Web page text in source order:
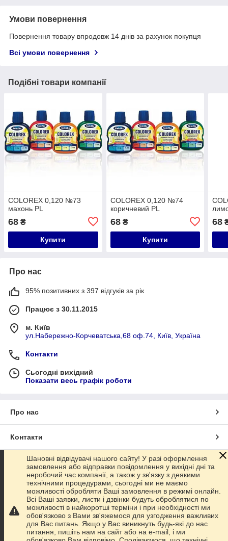
Умови повернення
Повернення товару впродовж 14 днів за рахунок покупця
Всі умови повернення
Подібні товари компанії
COLOREX 0,120 №73
махонь PL
68 ₴
Купити
COLOREX 0,120 №74
коричневий PL
68₴
Купити
68
Про нас
95% позитивних з 397 відгуків за рік
Працює з 30.11.2015
м. Київ
ул.Набережно-Корчеватська,68 оф.74, Київ, Україна
Контакти
Сьогодні вихідний
Показати весь графік роботи
Про нас
Контакти
Доставка та оплата
Графік роботи
Повна версія сайту
Сайт створено на маркетплейсіProm.ua
Шановні відвідувачі нашого сайту! У разі оформлення
замовлення або відправки повідомлення у вихідні дні та
неробочий час компанії, а також у зв'язку з деякими
технічними процедурами, сьогодні ми не маємо
можливості обробляти Ваші замовлення в режимі онлайн.
Всі Ваші заявки, листи і дзвінки будуть оброблятися по
можливості в найкоротші терміни і при необхідності ми
обов'язково з Вами зв'яжемося для узгодження важливих
для Вас питань. Якщо у Вас виникнуть будь-які до нас
питання, пишіть нам на сайт або на e-mail, і ми